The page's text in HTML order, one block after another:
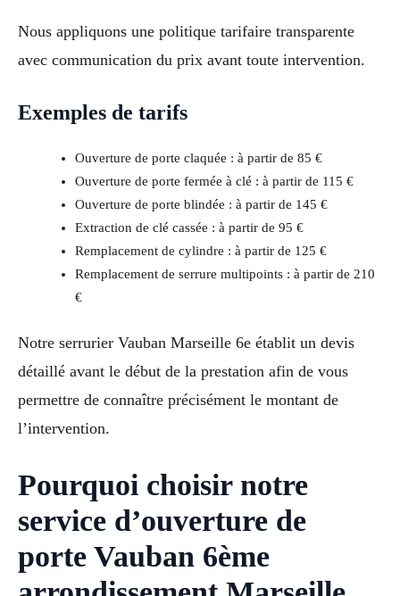
Nous appliquons une politique tarifaire transparente
avec communication du prix avant toute intervention.
Exemples de tarifs
Ouverture de porte claquée : à partir de 85 €
Ouverture de porte fermée à clé : à partir de 115 €
Ouverture de porte blindée : à partir de 145 €
Extraction de clé cassée : à partir de 95 €
Remplacement de cylindre : à partir de 125 €
Remplacement de serrure multipoints : à partir de 210
€
Notre serrurier Vauban Marseille 6e établit un devis
détaillé avant le début de la prestation afin de vous
permettre de connaître précisément le montant de
l’intervention.
Pourquoi choisir notre
service d’ouverture de
porte Vauban 6ème